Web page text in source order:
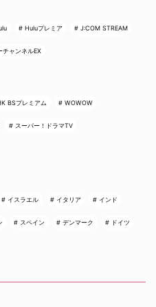
Huluプレミア J:COM STREAM
チャンネルEX
BSプレミアム WOWOW
スーパー！ドラマTV
イスラエル イタリア インド
スペイン デンマーク ドイツ